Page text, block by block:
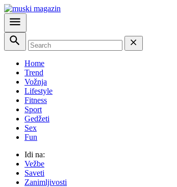
Home
Trend
Vožnja
Lifestyle
Fitness
Sport
Gedžeti
Sex
Fun
Idi na:
Vežbe
Saveti
Zanimljivosti